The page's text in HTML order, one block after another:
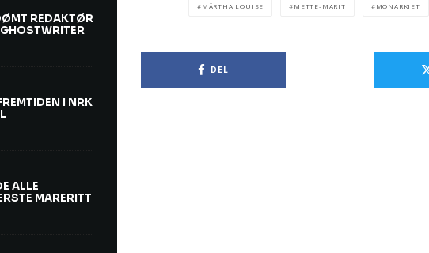
MÄRTHA LOUISE METTE-MARIT MONARKIET
DEL
REDAKTØR
I NRK
ALLE
MARERITT